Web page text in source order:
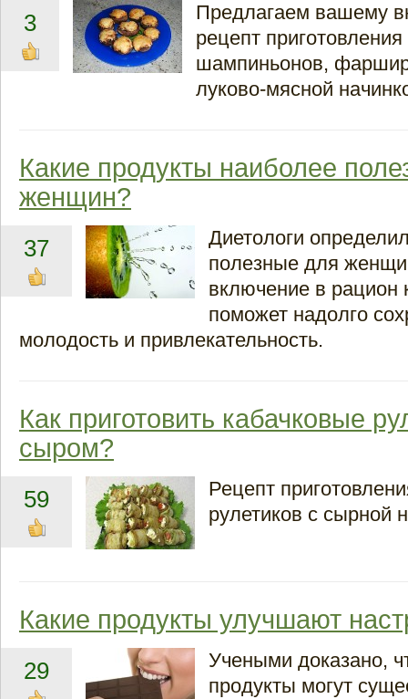
3
Предлагаем вашему
рецепт
шампиньонов,
луково-мясной
Какие продукты наиболее
женщин?
37
Диетологи
полезные для
включение в рацион
поможет надолго
молодость и привлекательность.
Как приготовить кабачковые
сыром?
59
Рецепт
рулетиков с сырной
Какие продукты улучшают
29
Учеными доказано,
продукты могут